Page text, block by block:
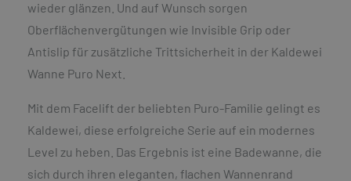
wieder glänzen. Und auf Wunsch sorgen
Oberflächenvergütungen wie Invisible Grip oder
Antislip für zusätzliche Trittsicherheit in der Kaldewei
Wanne Puro Next.
Mit dem Facelift der beliebten Puro-Familie gelingt es
Kaldewei, diese erfolgreiche Serie auf ein modernes
Level zu heben. Das Ergebnis ist eine Badewanne, die
sich durch ihren eleganten, flachen Wannenrand